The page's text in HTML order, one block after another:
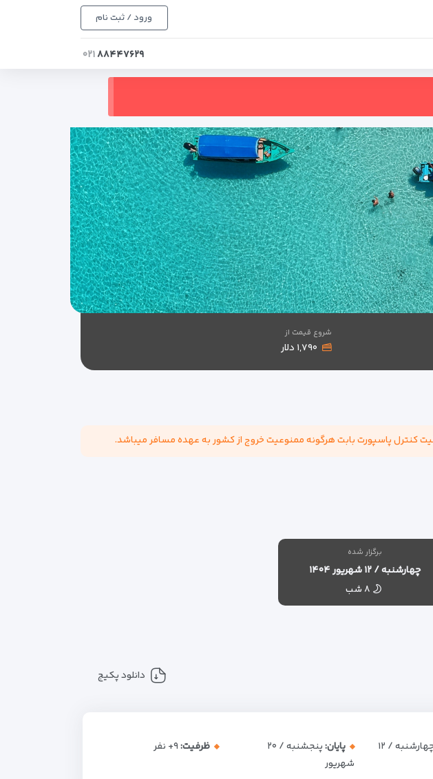
ورود / ثبت نام
۸۸۴۴۷۶۲۹۰۲۱
شروع قیمت از
۱,۷۹۰ دلار
برگزار شده
چهارشنبه / ۱۲ شهریور ۱۴۰۴
۸ شب
دانلود پکیج
چهارشنبه / ۱۲
پایان:
پنجشنبه / ۲۰
شهریور
ظرفیت:+۹ نفر